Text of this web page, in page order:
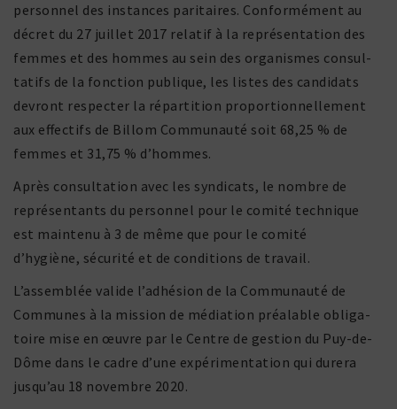
personnel des instances pari­taires. Conformément au
décret du 27 juillet 2017 relatif à la repré­sen­ta­tion des
femmes et des hommes au sein des orga­nismes consul­
ta­tifs de la fonc­tion publique, les listes des candi­dats
devront respecter la répar­ti­tion propor­tion­nel­le­ment
aux effec­tifs de Billom Communauté soit 68,25 % de
femmes et 31,75 % d’hommes.
Après consul­ta­tion avec les syndi­cats, le nombre de
repré­sen­tants du personnel pour le comité tech­nique
est main­tenu à 3 de même que pour le comité
d’hygiène, sécu­rité et de condi­tions de travail.
L’assemblée valide l’adhésion de la Communauté de
Communes à la mission de média­tion préa­lable obli­ga­
toire mise en œuvre par le Centre de gestion du Puy-de-
Dôme dans le cadre d’une expé­ri­men­ta­tion qui durera
jusqu’au 18 novembre 2020.